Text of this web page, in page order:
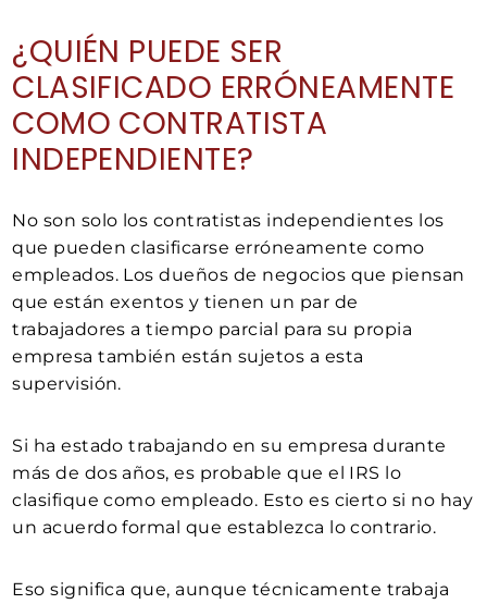
¿QUIÉN PUEDE SER
CLASIFICADO ERRÓNEAMENTE
COMO CONTRATISTA
INDEPENDIENTE?
No son solo los contratistas independientes los
que pueden clasificarse erróneamente como
empleados. Los dueños de negocios que piensan
que están exentos y tienen un par de
trabajadores a tiempo parcial para su propia
empresa también están sujetos a esta
supervisión.
Si ha estado trabajando en su empresa durante
más de dos años, es probable que el IRS lo
clasifique como empleado. Esto es cierto si no hay
un acuerdo formal que establezca lo contrario.
Eso significa que, aunque técnicamente trabaja